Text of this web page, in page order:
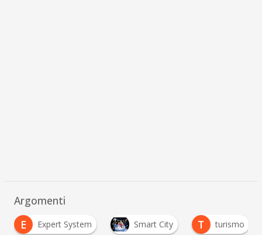
Argomenti
E
Expert System Smart City T
turismo